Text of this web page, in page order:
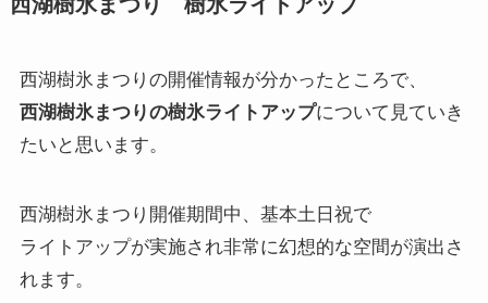
西湖樹氷まつりの開催情報が分かったところで、
西湖樹氷まつりの樹氷ライトアップについて見ていき
たいと思います。
西湖樹氷まつり開催期間中、基本土日祝で
ライトアップが実施され非常に幻想的な空間が演出さ
れます。